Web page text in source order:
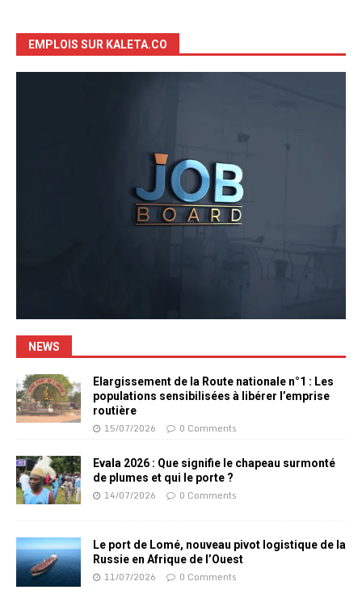
EMPLOIS SUR KALETA.CO
NEWS
Elargissement de la Route nationale n°1 : Les
populations sensibilisées à libérer l’emprise
routière
15/07/2026 0 Comments
Evala 2026 : Que signifie le chapeau surmonté
de plumes et qui le porte ?
14/07/2026 0 Comments
Le port de Lomé, nouveau pivot logistique de la
Russie en Afrique de l’Ouest
11/07/2026 0 Comments